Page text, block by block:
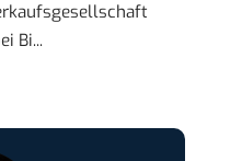
Bi...